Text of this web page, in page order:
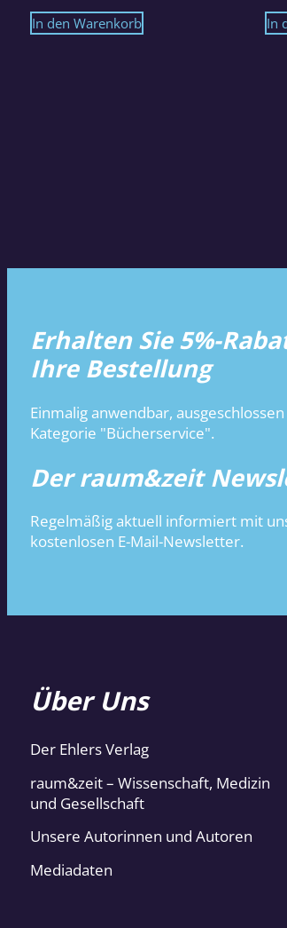
In den Warenkorb In
Erhalten Sie 5%-
Ihre Bestellung
Einmalig anwendbar,
Kategorie "Bücherservice".
Der raum&zeit
Regelmäßig aktuell informiert mit
kostenlosen E-Mail-Newsletter.
Über Uns
Der Ehlers Verlag
raum&zeit – Wissenschaft, Medizin
und Gesellschaft
Unsere Autorinnen und Autoren
Mediadaten